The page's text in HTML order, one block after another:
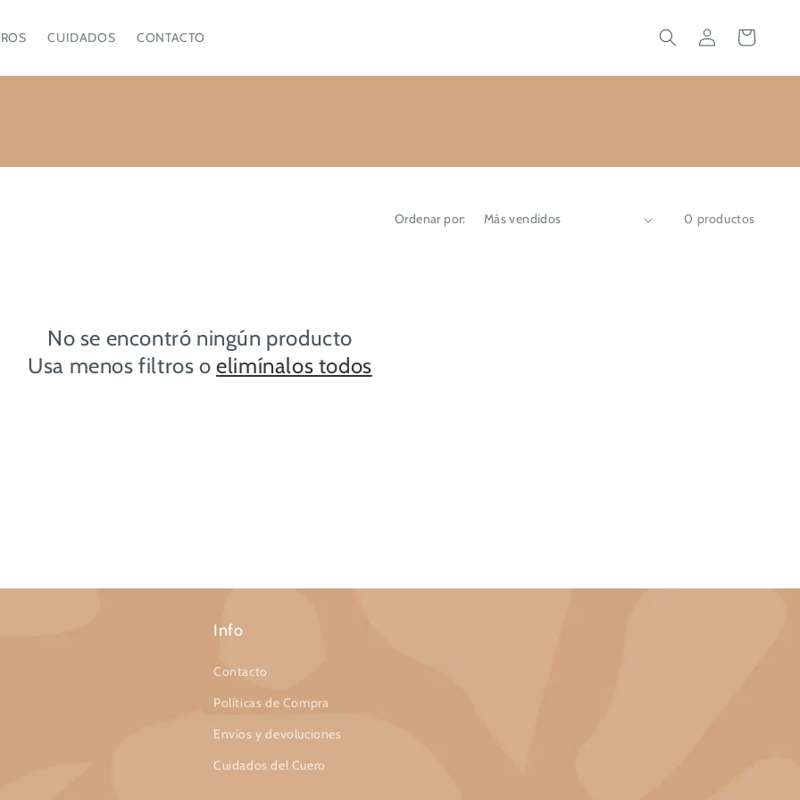
CUIDADOS CONTACTO
Iniciar
sesión
Carrito
Ordenar por: 0 productos
No se encontró ningún producto
Usa menos filtros oelimínalos todos
Info
Contacto
Políticas de Compra
Envíos y devoluciones
Cuidados del Cuero